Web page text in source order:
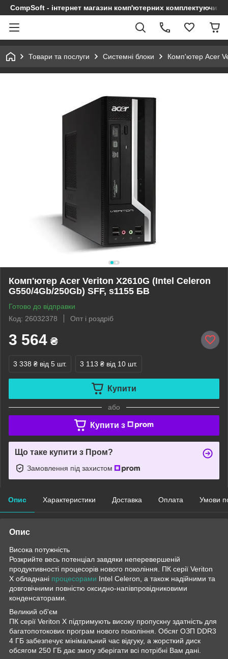
CompSoft - інтернет магазин комп'ютерних комплектуючих
Товари та послуги Системні блоки Комп'ютер Acer
Комп'ютер Acer Veriton X2610G (Intel Celeron
G550/4Gb/250Gb) SFF, s1155 БВ
Готово до відправки
Код: 26032378
Опт і роздріб
3 564 ₴
3 338 ₴ від 5 шт. 3 113 ₴ від 10 шт.
Купити
або
Купити з
Що таке купити з Пром?
Замовлення під захистом
Опис Характеристики Доставка Оплата Умови
Опис
Висока потужність
Розкрийте весь потенціал завдяки неперевершеній
продуктивності процесорів нового покоління. ПК серії Veriton
X обладнані процесорами Intel Celeron, а також надійними та
довговічними повністю оксидно-напівпровідниковими
конденсаторами.
Великий об'єм
ПК серії Veriton X підтримують високу пропускну здатність для
багатопотокових програм нового покоління. Обсяг ОЗП DDR3
4 ГБ забезпечує мінімальний час відгуку, а жорсткий диск
обсягом 250 ГБ дає змогу зберігати всі потрібні Вам дані.